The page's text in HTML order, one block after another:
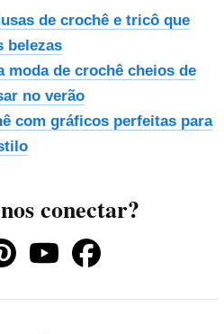
de crochê e tricô que
belezas
moda de crochê cheios de
no verão
com gráficos perfeitas para
conectar?